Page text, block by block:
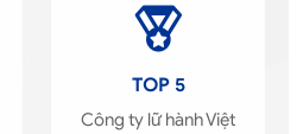
TOP 5
Công ty lữ hành Việt